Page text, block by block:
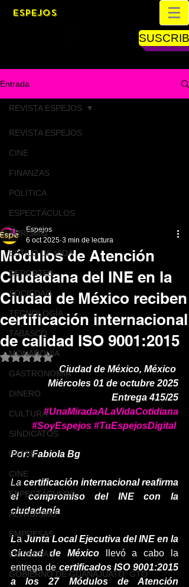
ESPEJOS
Entrada
REVISTA ESPEJOS
CINE
FINANZAS
POLÍTICA
ESPECTÁCULOS
TURISMO
ESTILO DE VIDA
DEPORTES
SOCIEDAD
TECNOLOGÍA
TABASCO
MONARQUÍA
GASTRONOMÍA
DINERO
CULTURA
SINDICATOS
FSTSE
CINE
ESPECTÁCULOS
ALTRUISMO
EMPRESAS
EMPRESAS
GOBIERNO DE GUANAJUATO, GTO
REVISTA ESPEJOS
Módulos de Atención
Ciudadana del INE en la
Ciudad de México reciben
certificación internacional
de calidad ISO 9001:2015
Espejos
6 oct 2025 3 min de lectura
Obtuvo NaN de 5 estrellas.
Ciudad de México, México
Miércoles 01 de octubre 2025
Entrega 415/25
#UnaMiradaALaVidaCotidiana
#SoyEspejos #TuEspejosDigital
Por: Fabiola Bg
La certificación internacional reafirma
el compromiso del INE con la
ciudadanía
La Junta Local Ejecutiva del INE en la
Ciudad de México llevó a cabo la
entrega de certificados ISO 9001:2015
a los 27 Módulos de Atención